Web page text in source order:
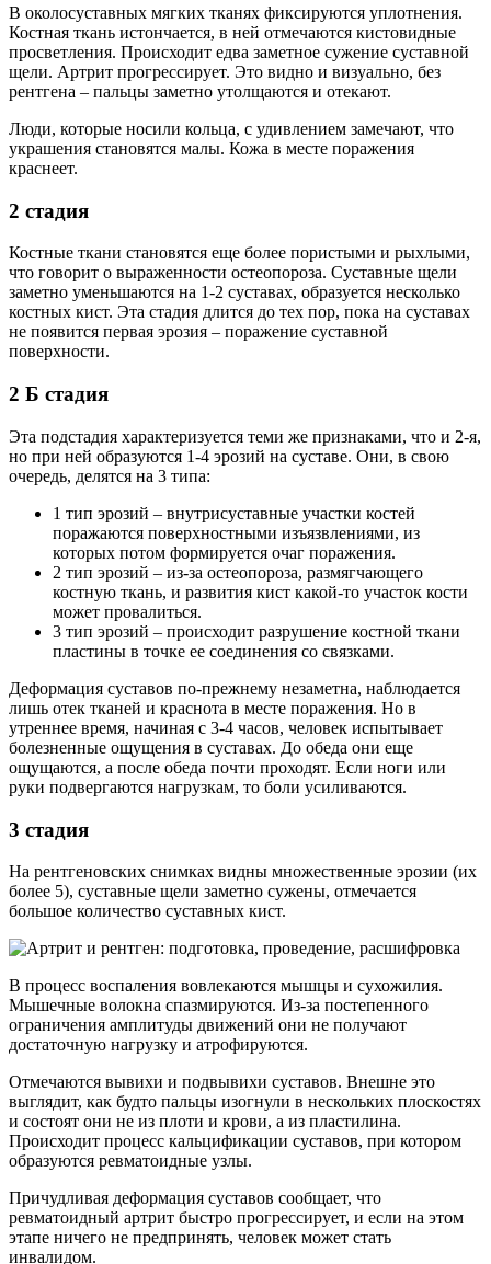
В околосуставных мягких тканях фиксируются уплотнения.
Костная ткань истончается, в ней отмечаются кистовидные
просветления. Происходит едва заметное сужение суставной
щели. Артрит прогрессирует. Это видно и визуально, без
рентгена – пальцы заметно утолщаются и отекают.
Люди, которые носили кольца, с удивлением замечают, что
украшения становятся малы. Кожа в месте поражения
краснеет.
2 стадия
Костные ткани становятся еще более пористыми и рыхлыми,
что говорит о выраженности остеопороза. Суставные щели
заметно уменьшаются на 1-2 суставах, образуется несколько
костных кист. Эта стадия длится до тех пор, пока на суставах
не появится первая эрозия – поражение суставной
поверхности.
2 Б стадия
Эта подстадия характеризуется теми же признаками, что и 2-я,
но при ней образуются 1-4 эрозий на суставе. Они, в свою
очередь, делятся на 3 типа:
1 тип эрозий – внутрисуставные участки костей
поражаются поверхностными изъязвлениями, из
которых потом формируется очаг поражения.
2 тип эрозий – из-за остеопороза, размягчающего
костную ткань, и развития кист какой-то участок кости
может провалиться.
3 тип эрозий – происходит разрушение костной ткани
пластины в точке ее соединения со связками.
Деформация суставов по-прежнему незаметна, наблюдается
лишь отек тканей и краснота в месте поражения. Но в
утреннее время, начиная с 3-4 часов, человек испытывает
болезненные ощущения в суставах. До обеда они еще
ощущаются, а после обеда почти проходят. Если ноги или
руки подвергаются нагрузкам, то боли усиливаются.
3 стадия
На рентгеновских снимках видны множественные эрозии (их
более 5), суставные щели заметно сужены, отмечается
большое количество суставных кист.
В процесс воспаления вовлекаются мышцы и сухожилия.
Мышечные волокна спазмируются. Из-за постепенного
ограничения амплитуды движений они не получают
достаточную нагрузку и атрофируются.
Отмечаются вывихи и подвывихи суставов. Внешне это
выглядит, как будто пальцы изогнули в нескольких плоскостях
и состоят они не из плоти и крови, а из пластилина.
Происходит процесс кальцификации суставов, при котором
образуются ревматоидные узлы.
Причудливая деформация суставов сообщает, что
ревматоидный артрит быстро прогрессирует, и если на этом
этапе ничего не предпринять, человек может стать
инвалидом.